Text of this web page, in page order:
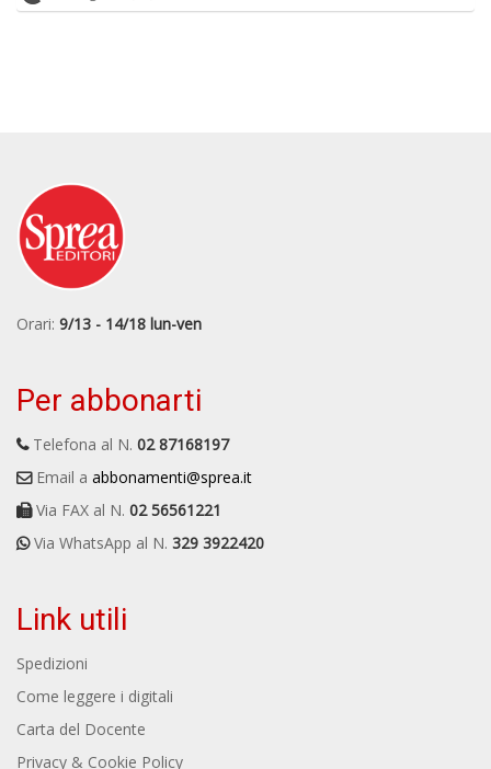
Orari: 9/13 - 14/18 lun-ven
Per abbonarti
Telefona al N. 02 87168197
Email a abbonamenti@sprea.it
Via FAX al N. 02 56561221
Via WhatsApp al N. 329 3922420
Link utili
Spedizioni
Come leggere i digitali
Carta del Docente
Privacy & Cookie Policy